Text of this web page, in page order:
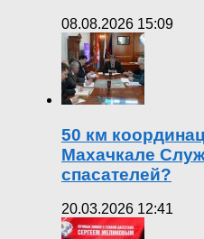
08.08.2026 15:09
50 км
Махачкале
спасателей?
20.03.2026 12:41